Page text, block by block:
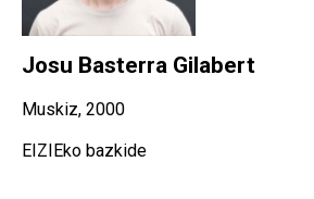
Josu Basterra Gilabert
Muskiz, 2000
EIZIEko bazkide